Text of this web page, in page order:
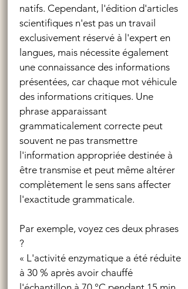
natifs. Cependant, l'édition d'articles
scientifiques n'est pas un travail
exclusivement réservé à l'expert en
langues, mais nécessite également
une connaissance des informations
présentées, car chaque mot véhicule
des informations critiques. Une
phrase apparaissant
grammaticalement correcte peut
souvent ne pas transmettre
l'information appropriée destinée à
être transmise et peut même altérer
complètement le sens sans affecter
l'exactitude grammaticale.
Par exemple, voyez ces deux phrases
?
« L'activité enzymatique a été réduite
à 30 % après avoir chauffé